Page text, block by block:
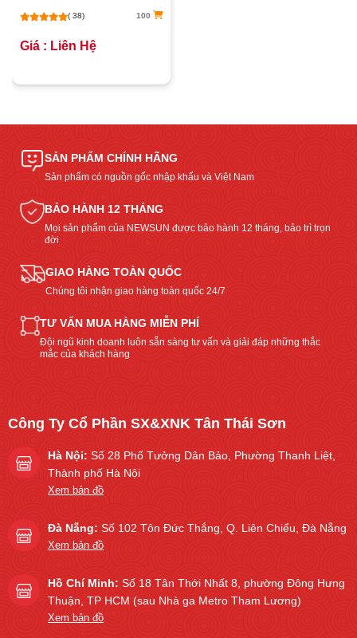
( 38) 100
Giá : Liên Hệ
SẢN PHẨM CHÍNH HÃNG
Sản phẩm có nguồn gốc nhập khẩu và Việt Nam
BẢO HÀNH 12 THÁNG
Mọi sản phẩm của NEWSUN được bảo hành 12 tháng, bảo trì trọn
đời
GIAO HÀNG TOÀN QUỐC
Chúng tôi nhận giao hàng toàn quốc 24/7
TƯ VẤN MUA HÀNG MIỄN PHÍ
Đội ngũ kinh doanh luôn sẵn sàng tư vấn và giải đáp những thắc
mắc của khách hàng
Công Ty Cổ Phần SX&XNK Tân Thái Sơn
Hà Nội: Số 28 Phố Tưởng Dân Bảo, Phường Thanh Liệt,
Thành phố Hà Nội
Xem bản đồ
Đà Nẵng: Số 102 Tôn Đức Thắng, Q. Liên Chiểu, Đà Nẵng
Xem bản đồ
Hồ Chí Minh: Số 18 Tân Thới Nhất 8, phường Đông Hưng
Thuận, TP HCM (sau Nhà ga Metro Tham Lương)
Xem bản đồ